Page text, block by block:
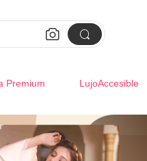
 
Premium LujoAccesible